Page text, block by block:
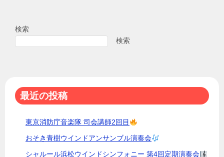
検索
検索
最近の投稿
東京消防庁音楽隊 司会講師2回目
おそき青樹ウインドアンサンブル演奏会
シャルール浜松ウインドシンフォニー 第4回定期演奏会